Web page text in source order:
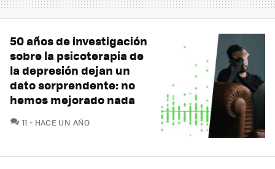
50 años de investigación
sobre la psicoterapia de
la depresión dejan un
dato sorprendente: no
hemos mejorado nada
11 COMENTARIOS
HACE UN AÑO